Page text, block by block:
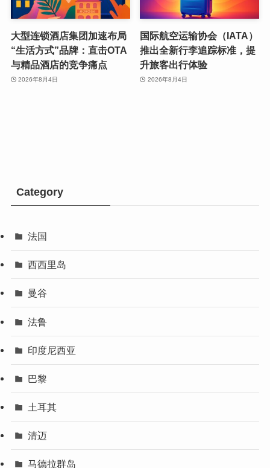
大型连锁酒店集团加速布局
“生活方式”品牌：直击OTA
与精品酒店的竞争痛点
2026年8月4日
国际航空运输协会（IATA）
推出全新行李追踪标准，提
升旅客出行体验
2026年8月4日
Category
法国
西西里岛
曼谷
法鲁
印度尼西亚
巴黎
土耳其
清迈
马德拉群岛